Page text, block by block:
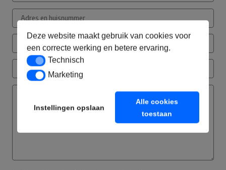
Deze website maakt gebruik van cookies voor
een correcte werking en betere ervaring.
TechnischTechnisch
MarketingMarketing
Instellingen opslaan
Alle cookies
toestaan